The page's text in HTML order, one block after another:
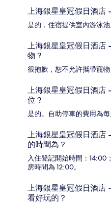
上海銀星皇冠假日酒店
是的，住宿提供室內游泳池
上海銀星皇冠假日酒
物？
很抱歉，恕不允許攜帶寵
上海銀星皇冠假日酒
位？
是的。自助停車的費用為每
上海銀星皇冠假日酒
的時間為？
入住登記開始時間：14:00
房時間為 12:00。
上海銀星皇冠假日酒
看好玩的？